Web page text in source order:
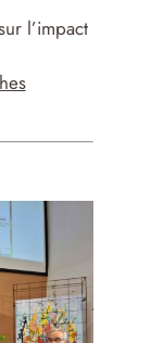
l’impact